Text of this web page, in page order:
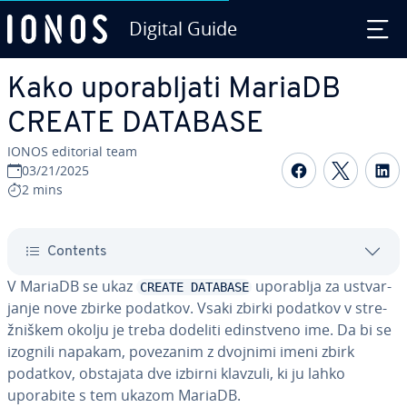
Digital Guide
Kako upo­ra­blja­ti MariaDB
CREATE DATABASE
IONOS editorial team
03/21/2025
2 mins
Share on
Contents
V MariaDB se ukaz CREATE DATABASE uporablja za ustvar­
ja­nje nove zbirke podatkov. Vsaki zbirki podatkov v stre­
žni­škem okolju je treba dodeliti edin­stve­no ime. Da bi se
izognili napakam, povezanim z dvojnimi imeni zbirk
podatkov, obstajata dve izbirni klavzuli, ki ju lahko
uporabite s tem ukazom MariaDB.